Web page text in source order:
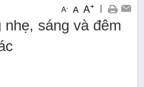
A- A A+ |
nhẹ, sáng và đêm